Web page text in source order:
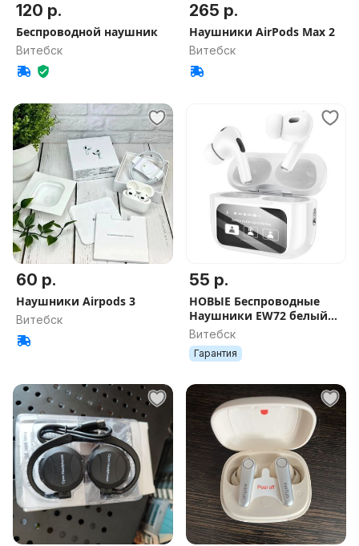
120 р.
Беспроводной наушник
Витебск
265 р.
Наушники AirPods Max 2
Витебск
60 р.
Наушники Airpods 3
Витебск
55 р.
НОВЫЕ Беспроводные
Наушники EW72 белый
hoco
Витебск
Гарантия